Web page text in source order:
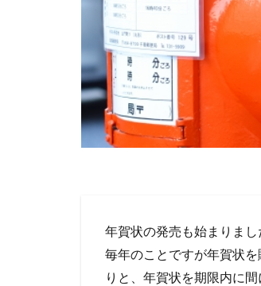
年賀状の発売も始まりまし
毎年のことですが年賀状
りと、年賀状を期限内に